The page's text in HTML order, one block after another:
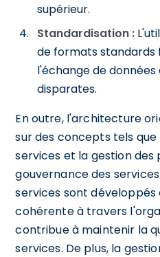
supérieur.
Standardisation :
de formats
l'échange de
disparates.
En outre, l'architecture
sur des concepts tels
services et la gestion des
gouvernance des
services sont
cohérente à travers
contribue à maintenir la
services. De plus, la